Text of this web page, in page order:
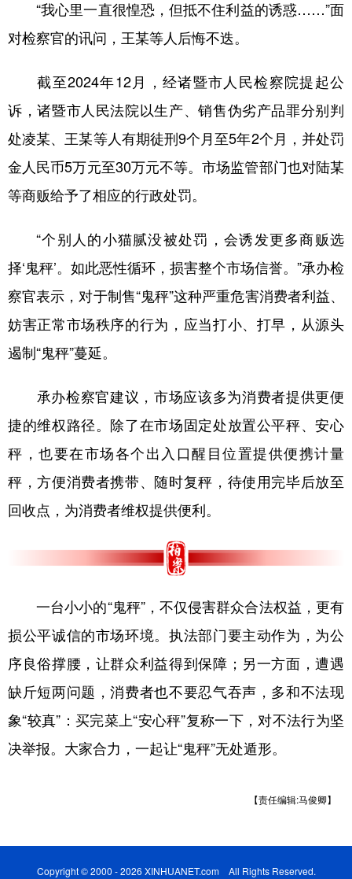
“我心里一直很惶恐，但抵不住利益的诱惑……”面
对检察官的讯问，王某等人后悔不迭。
截至2024年12月，经诸暨市人民检察院提起公
诉，诸暨市人民法院以生产、销售伪劣产品罪分别判
处凌某、王某等人有期徒刑9个月至5年2个月，并处罚
金人民币5万元至30万元不等。市场监管部门也对陆某
等商贩给予了相应的行政处罚。
“个别人的小猫腻没被处罚，会诱发更多商贩选
择‘鬼秤’。如此恶性循环，损害整个市场信誉。”承办检
察官表示，对于制售“鬼秤”这种严重危害消费者利益、
妨害正常市场秩序的行为，应当打小、打早，从源头
遏制“鬼秤”蔓延。
承办检察官建议，市场应该多为消费者提供更便
捷的维权路径。除了在市场固定处放置公平秤、安心
秤，也要在市场各个出入口醒目位置提供便携计量
秤，方便消费者携带、随时复秤，待使用完毕后放至
回收点，为消费者维权提供便利。
一台小小的“鬼秤”，不仅侵害群众合法权益，更有
损公平诚信的市场环境。执法部门要主动作为，为公
序良俗撑腰，让群众利益得到保障；另一方面，遭遇
缺斤短两问题，消费者也不要忍气吞声，多和不法现
象“较真”：买完菜上“安心秤”复称一下，对不法行为坚
决举报。大家合力，一起让“鬼秤”无处遁形。
【责任编辑:马俊卿】
Copyright © 2000 - 2026 XINHUANET.com All Rights Reserved.